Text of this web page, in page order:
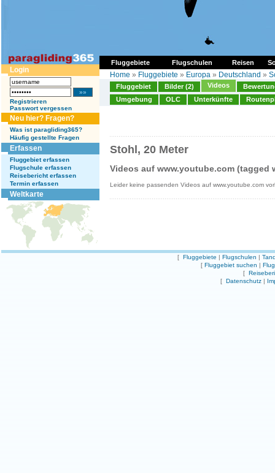
Fluggebiete Flugschulen Reisen
Login
Registrieren
Passwort vergessen
Neu hier? Fragen?
Was ist paragliding365?
Häufig gestellte Fragen
Erfassen
Fluggebiet erfassen
Flugschule erfassen
Reisebericht erfassen
Termin erfassen
Weltkarte
Home » Fluggebiete » Europa » Deutschland »
Fluggebiet Bilder (2) Videos
Umgebung
OLC Unterkünfte
Stohl, 20 Meter
Videos auf www.youtube.com
Leider keine passenden Videos auf www.youtube.com
[ Fluggebiete | Flugschulen |
[ Fluggebiet suchen |
[
[ Datenschutz |